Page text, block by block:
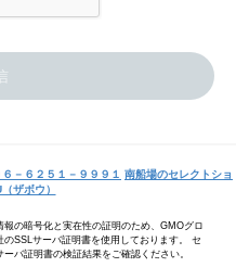
６－６２５１－９９９１
南船場のセレクトショ
ザボウ）
報の暗号化と実在性の証明のため、GMOグロ
のSSLサーバ証明書を使用しております。 セ
バ証明書の検証結果をご確認ください。